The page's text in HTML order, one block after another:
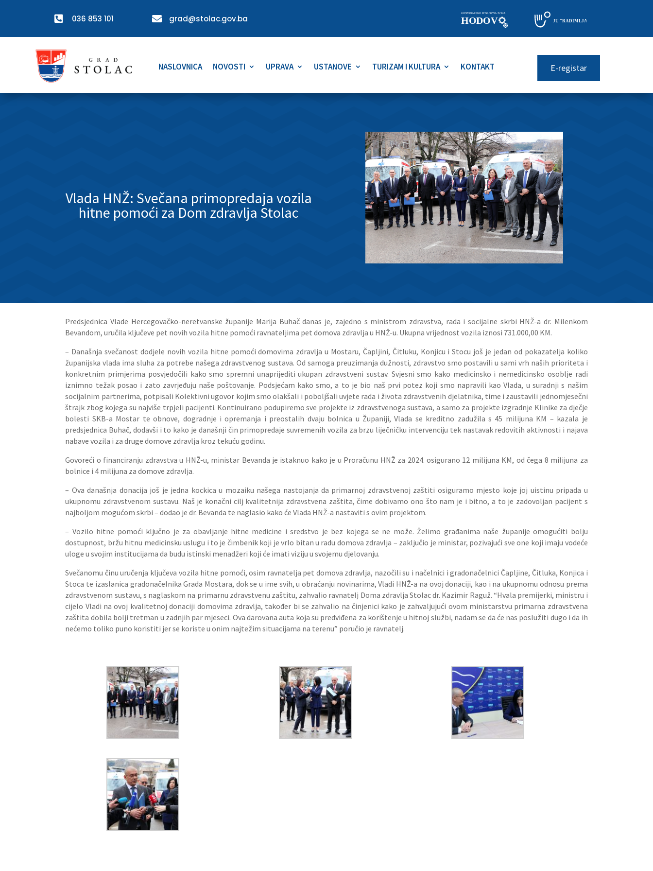
 036 853 101  grad@stolac.gov.ba
NASLOVNICA NOVOSTI UPRAVA USTANOVE TURIZAM I KULTURA KONTAKT E-registar
Vlada HNŽ: Svečana primopredaja vozila
hitne pomoći za Dom zdravlja Stolac
Predsjednica Vlade Hercegovačko-neretvanske županije Marija Buhač danas je, zajedno s ministrom zdravstva, rada i socijalne skrbi HNŽ-a dr. Milenkom
Bevandom, uručila ključeve pet novih vozila hitne pomoći ravnateljima pet domova zdravlja u HNŽ-u. Ukupna vrijednost vozila iznosi 731.000,00 KM.
– Današnja svečanost dodjele novih vozila hitne pomoći domovima zdravlja u Mostaru, Čapljini, Čitluku, Konjicu i Stocu još je jedan od pokazatelja koliko
županijska vlada ima sluha za potrebe našega zdravstvenog sustava. Od samoga preuzimanja dužnosti, zdravstvo smo postavili u sami vrh naših prioriteta i
konkretnim primjerima posvjedočili kako smo spremni unaprijediti ukupan zdravstveni sustav. Svjesni smo kako medicinsko i nemedicinsko osoblje radi
iznimno težak posao i zato zavrjeđuju naše poštovanje. Podsjećam kako smo, a to je bio naš prvi potez koji smo napravili kao Vlada, u suradnji s našim
socijalnim partnerima, potpisali Kolektivni ugovor kojim smo olakšali i poboljšali uvjete rada i života zdravstvenih djelatnika, time i zaustavili jednomjesečni
štrajk zbog kojega su najviše trpjeli pacijenti. Kontinuirano podupiremo sve projekte iz zdravstvenoga sustava, a samo za projekte izgradnje Klinike za dječje
bolesti SKB-a Mostar te obnove, dogradnje i opremanja i preostalih dvaju bolnica u Županiji, Vlada se kreditno zadužila s 45 milijuna KM – kazala je
predsjednica Buhač, dodavši i to kako je današnji čin primopredaje suvremenih vozila za brzu liječničku intervenciju tek nastavak redovitih aktivnosti i najava
nabave vozila i za druge domove zdravlja kroz tekuću godinu.
Govoreći o financiranju zdravstva u HNŽ-u, ministar Bevanda je istaknuo kako je u Proračunu HNŽ za 2024. osigurano 12 milijuna KM, od čega 8 milijuna za
bolnice i 4 milijuna za domove zdravlja.
– Ova današnja donacija još je jedna kockica u mozaiku našega nastojanja da primarnoj zdravstvenoj zaštiti osiguramo mjesto koje joj uistinu pripada u
ukupnomu zdravstvenom sustavu. Naš je konačni cilj kvalitetnija zdravstvena zaštita, čime dobivamo ono što nam je i bitno, a to je zadovoljan pacijent s
najboljom mogućom skrbi – dodao je dr. Bevanda te naglasio kako će Vlada HNŽ-a nastaviti s ovim projektom.
– Vozilo hitne pomoći ključno je za obavljanje hitne medicine i sredstvo je bez kojega se ne može. Želimo građanima naše županije omogućiti bolju
dostupnost, bržu hitnu medicinsku uslugu i to je čimbenik koji je vrlo bitan u radu domova zdravlja – zaključio je ministar, pozivajući sve one koji imaju vodeće
uloge u svojim institucijama da budu istinski menadžeri koji će imati viziju u svojemu djelovanju.
Svečanomu činu uručenja ključeva vozila hitne pomoći, osim ravnatelja pet domova zdravlja, nazočili su i načelnici i gradonačelnici Čapljine, Čitluka, Konjica i
Stoca te izaslanica gradonačelnika Grada Mostara, dok se u ime svih, u obraćanju novinarima, Vladi HNŽ-a na ovoj donaciji, kao i na ukupnomu odnosu prema
zdravstvenom sustavu, s naglaskom na primarnu zdravstvenu zaštitu, zahvalio ravnatelj Doma zdravlja Stolac dr. Kazimir Raguž. “Hvala premijerki, ministru i
cijelo Vladi na ovoj kvalitetnoj donaciji domovima zdravlja, također bi se zahvalio na činjenici kako je zahvaljujući ovom ministarstvu primarna zdravstvena
zaštita dobila bolji tretman u zadnjih par mjeseci. Ova darovana auta koja su predviđena za korištenje u hitnoj službi, nadam se da će nas poslužiti dugo i da ih
nećemo toliko puno koristiti jer se koriste u onim najtežim situacijama na terenu” poručio je ravnatelj.